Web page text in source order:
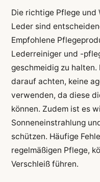
Die richtige Pflege
Leder sind
Empfohlene
Lederreiniger und -
geschmeidig zu halten.
darauf achten, keine
verwenden, da diese
können. Zudem ist es
Sonneneinstrahlung
schützen. Häufige
regelmäßigen Pflege,
Verschleiß führen.